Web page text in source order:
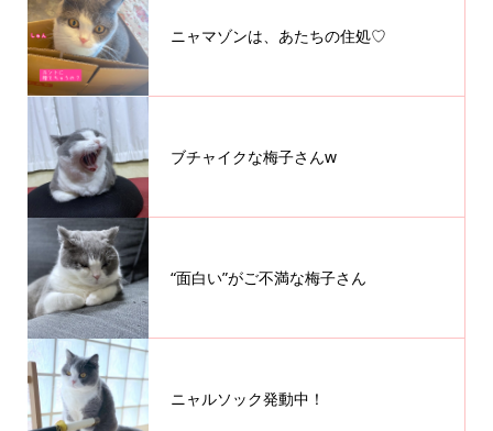
ニャマゾンは、あたちの住処♡
ブチャイクな梅子さんw
“面白い”がご不満な梅子さん
ニャルソック発動中！